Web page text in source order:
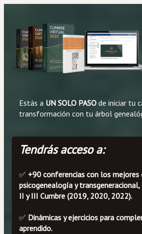
Estás a UN SOLO PASO de iniciar tu
transformación con tu árbol
Tendrás acceso a:
✅ +90 conferencias con los mejores
psicogenealogía y transgeneracional,
II y III Cumbre (2019, 2020, 2022).
✅ Dinámicas y ejercicios para
aprendido.